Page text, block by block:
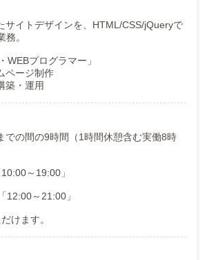
サイトデザインを、HTML/CSS/jQueryで
。
WEBプログラマー」
ページ制作
築・運用
での間の9時間（1時間休憩含む実働8時
～19:00」
12:00～21:00」
けます。